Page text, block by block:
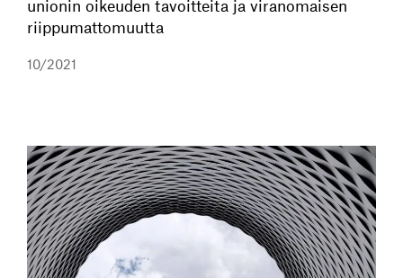
unionin oikeuden tavoitteita ja viranomaisen
riippumattomuutta
10/2021